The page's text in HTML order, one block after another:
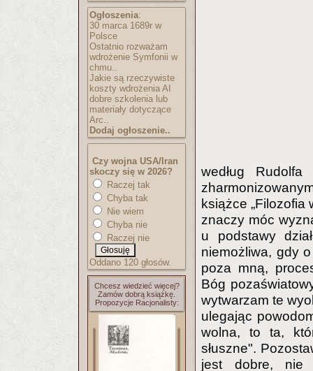
Ogłoszenia:
30 marca 1689r w
Polsce
Ostatnio rozważam
wdrożenie Symfonii w
chmu..
Jakie są rzeczywiste
koszty wdrożenia AI
dobre szkolenia lub
materiały dotyczące
Arc..
Dodaj ogłoszenie..
Czy wojna USA/Iran
skoczy się w 2026?
Raczej tak
Chyba tak
Nie wiem
Chyba nie
Raczej nie
Oddano 120 głosów.
Chcesz wiedzieć więcej?
Zamów dobrą książkę.
Propozycje Racjonalisty:
według
książce „Filozofia
znaczy móc
u podstawy
niemożliwa, gdy
poza mną,
Bóg
wytwarzam te
ulegając
wolna, to ta,
słuszne".
jest dobre, nie